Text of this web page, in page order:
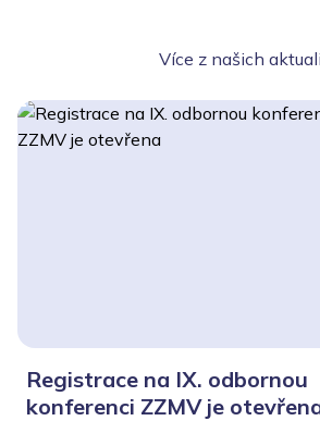
Více z našich
Registrace na IX. odbornou
konferenci ZZMV je